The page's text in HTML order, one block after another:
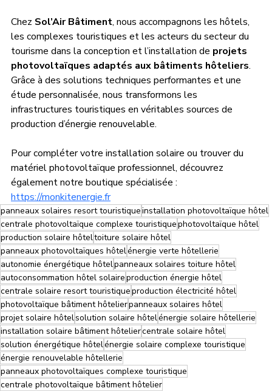
Chez Sol’Air Bâtiment, nous accompagnons les hôtels,
les complexes touristiques et les acteurs du secteur du
tourisme dans la conception et l’installation de projets
photovoltaïques adaptés aux bâtiments hôteliers.
Grâce à des solutions techniques performantes et une
étude personnalisée, nous transformons les
infrastructures touristiques en véritables sources de
production d’énergie renouvelable.
Pour compléter votre installation solaire ou trouver du
matériel photovoltaïque professionnel, découvrez
également notre boutique spécialisée :
https://monkitenergie.fr
panneaux solaires resort touristiqueinstallation photovoltaïque hôtel
centrale photovoltaïque complexe touristiquephotovoltaïque hôtel
production solaire hôteltoiture solaire hôtel
panneaux photovoltaïques hôtelénergie verte hôtellerie
autonomie énergétique hôtelpanneaux solaires toiture hôtel
autoconsommation hôtel solaireproduction énergie hôtel
centrale solaire resort touristiqueproduction électricité hôtel
photovoltaïque bâtiment hôtelierpanneaux solaires hôtel
projet solaire hôtelsolution solaire hôtelénergie solaire hôtellerie
installation solaire bâtiment hôteliercentrale solaire hôtel
solution énergétique hôtelénergie solaire complexe touristique
énergie renouvelable hôtellerie
panneaux photovoltaïques complexe touristique
centrale photovoltaïque bâtiment hôtelier